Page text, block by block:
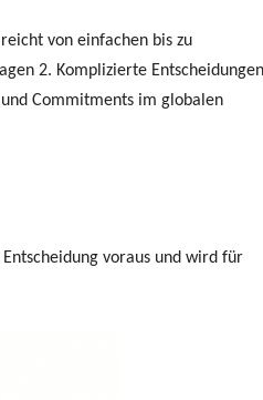
von einfachen bis zu
2. Komplizierte Entscheidungen
Commitments im globalen
voraus und wird für